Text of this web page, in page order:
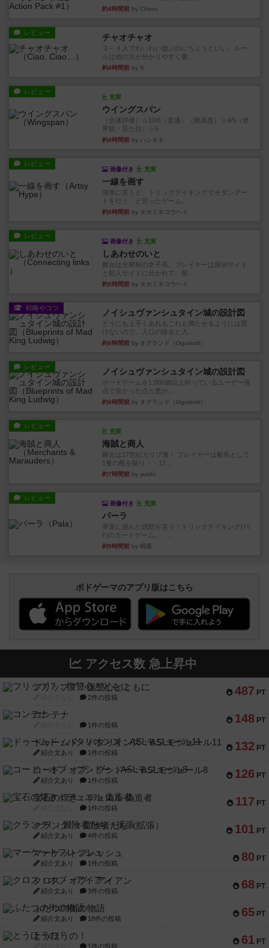
約4時間前 by Chaco
レビュー チャオチャオ
３～４人でわいわい遊ぶのにちょうどいい。ルー
ルは他の方が分かりやすく書...
約4時間前 by S
レビュー
充実
ウイングスパン
（全体評価）☆10/6（普通）（難易度）☆4/5（世
界観・見た目）☆5...
約4時間前 by ハシオキ
レビュー
画像付き 充実
一線を画す
簡単に言うと、トリックテイキングでモダンアー
トを行う、と言ったゲーム。...
約5時間前 by タカミネコウヘイ
レビュー
画像付き 充実
しあわせのいと
舞台は全寮制の女子高。プレイヤーは探偵サイド
と犯人サイドに分かれて、探...
約5時間前 by タカミネコウヘイ
戦略やコツ ノイシュヴァンシュタイン城の設計図
どうにも上手くあれもこれも満たせるようには置
けないので、入口の除去と入...
約6時間前 by オグランド（Oguland）
レビュー ノイシュヴァンシュタイン城の設計図
ボードゲームを1,000個以上持っているユーザー視
点で良かった点と悪か...
約6時間前 by オグランド（Oguland）
レビュー
充実
海賊と商人
舞台は17世紀カリブ海！ プレイヤーは船長として
1隻の船を駆り・・17...
約7時間前 by yuishi
レビュー
画像付き 充実
パーラ
率直に遊んだ感想を言う！トリックテイキング(ﾄﾘ
ﾃ)のカードゲーム。 ...
約9時間前 by 鳴屋
ボドゲーマのアプリ版はこちら
アクセス数 急上昇中
487 PT
フリップ７：復讐心とともに
2件の投稿
148 PT
コンテナ
1件の投稿
132 PT
ドゥームド・バタリオンズ：ASLモジュール11
紹介文あり 1件の投稿
126 PT
コード・オブ・ブシドー：ASLモジュール8
紹介文あり 1件の投稿
117 PT
宝石の煌き：デュエル 偽造者
1件の投稿
101 PT
クランク! ：冒険者たち（拡張）
紹介文あり 4件の投稿
80 PT
マーケットフレッシュ
紹介文あり 1件の投稿
68 PT
クロス・オブ・アイアン
紹介文あり 3件の投稿
65 PT
ふたつの街の物語
紹介文あり 18件の投稿
61 PT
とうほうの！
1件の投稿